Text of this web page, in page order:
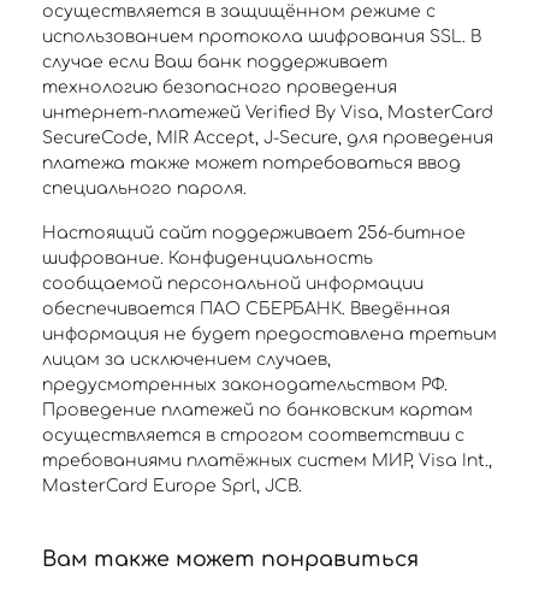
осуществляется в защищённом режиме с
использованием протокола шифрования SSL. В
случае если Ваш банк поддерживает
технологию безопасного проведения
интернет-платежей Verified By Visa, MasterCard
SecureCode, MIR Accept, J-Secure, для проведения
платежа также может потребоваться ввод
специального пароля.
Настоящий сайт поддерживает 256-битное
шифрование. Конфиденциальность
сообщаемой персональной информации
обеспечивается ПАО СБЕРБАНК. Введённая
информация не будет предоставлена третьим
лицам за исключением случаев,
предусмотренных законодательством РФ.
Проведение платежей по банковским картам
осуществляется в строгом соответствии с
требованиями платёжных систем МИР, Visa Int.,
MasterCard Europe Sprl, JCB.
Вам также может понравиться